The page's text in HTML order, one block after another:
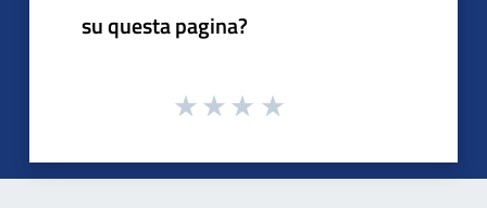
su questa pagina?